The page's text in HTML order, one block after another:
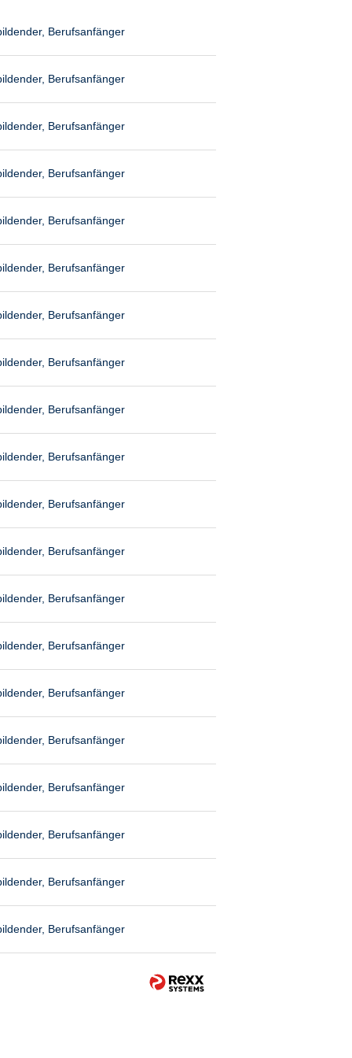
Berufsanfänger
Berufsanfänger
Berufsanfänger
Berufsanfänger
Berufsanfänger
Berufsanfänger
Berufsanfänger
Berufsanfänger
Berufsanfänger
Berufsanfänger
Berufsanfänger
Berufsanfänger
Berufsanfänger
Berufsanfänger
Berufsanfänger
Berufsanfänger
Berufsanfänger
Berufsanfänger
Berufsanfänger
Berufsanfänger